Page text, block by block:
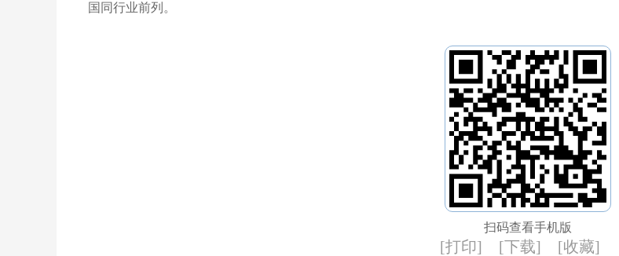
国同行业前列。
扫码查看手机版
[打印] [下载] [收藏]